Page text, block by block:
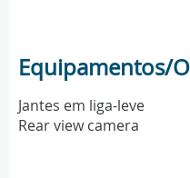
Equipamentos/
Jantes em liga-leve
Rear view camera